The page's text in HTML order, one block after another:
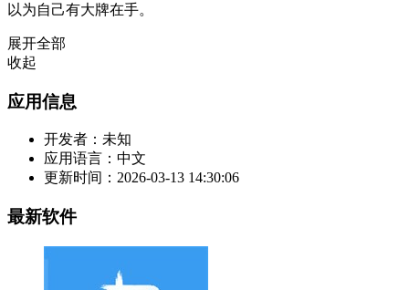
以为自己有大牌在手。
展开全部
收起
应用信息
开发者： 未知
应用语言： 中文
更新时间： 2026-03-13 14:30:06
最新软件